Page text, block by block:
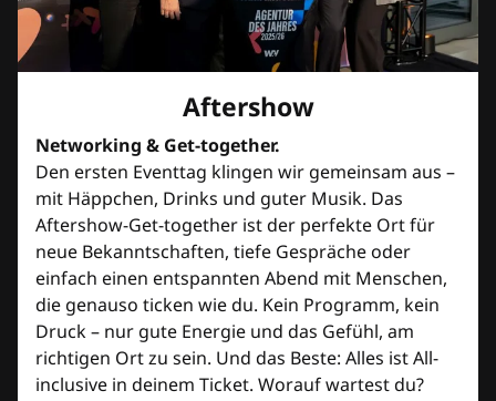
Aftershow
Networking & Get-together.
Den ersten Eventtag klingen wir gemeinsam aus –
mit Häppchen, Drinks und guter Musik. Das
Aftershow-Get-together ist der perfekte Ort für
neue Bekanntschaften, tiefe Gespräche oder
einfach einen entspannten Abend mit Menschen,
die genauso ticken wie du. Kein Programm, kein
Druck – nur gute Energie und das Gefühl, am
richtigen Ort zu sein. Und das Beste: Alles ist All-
inclusive in deinem Ticket. Worauf wartest du?